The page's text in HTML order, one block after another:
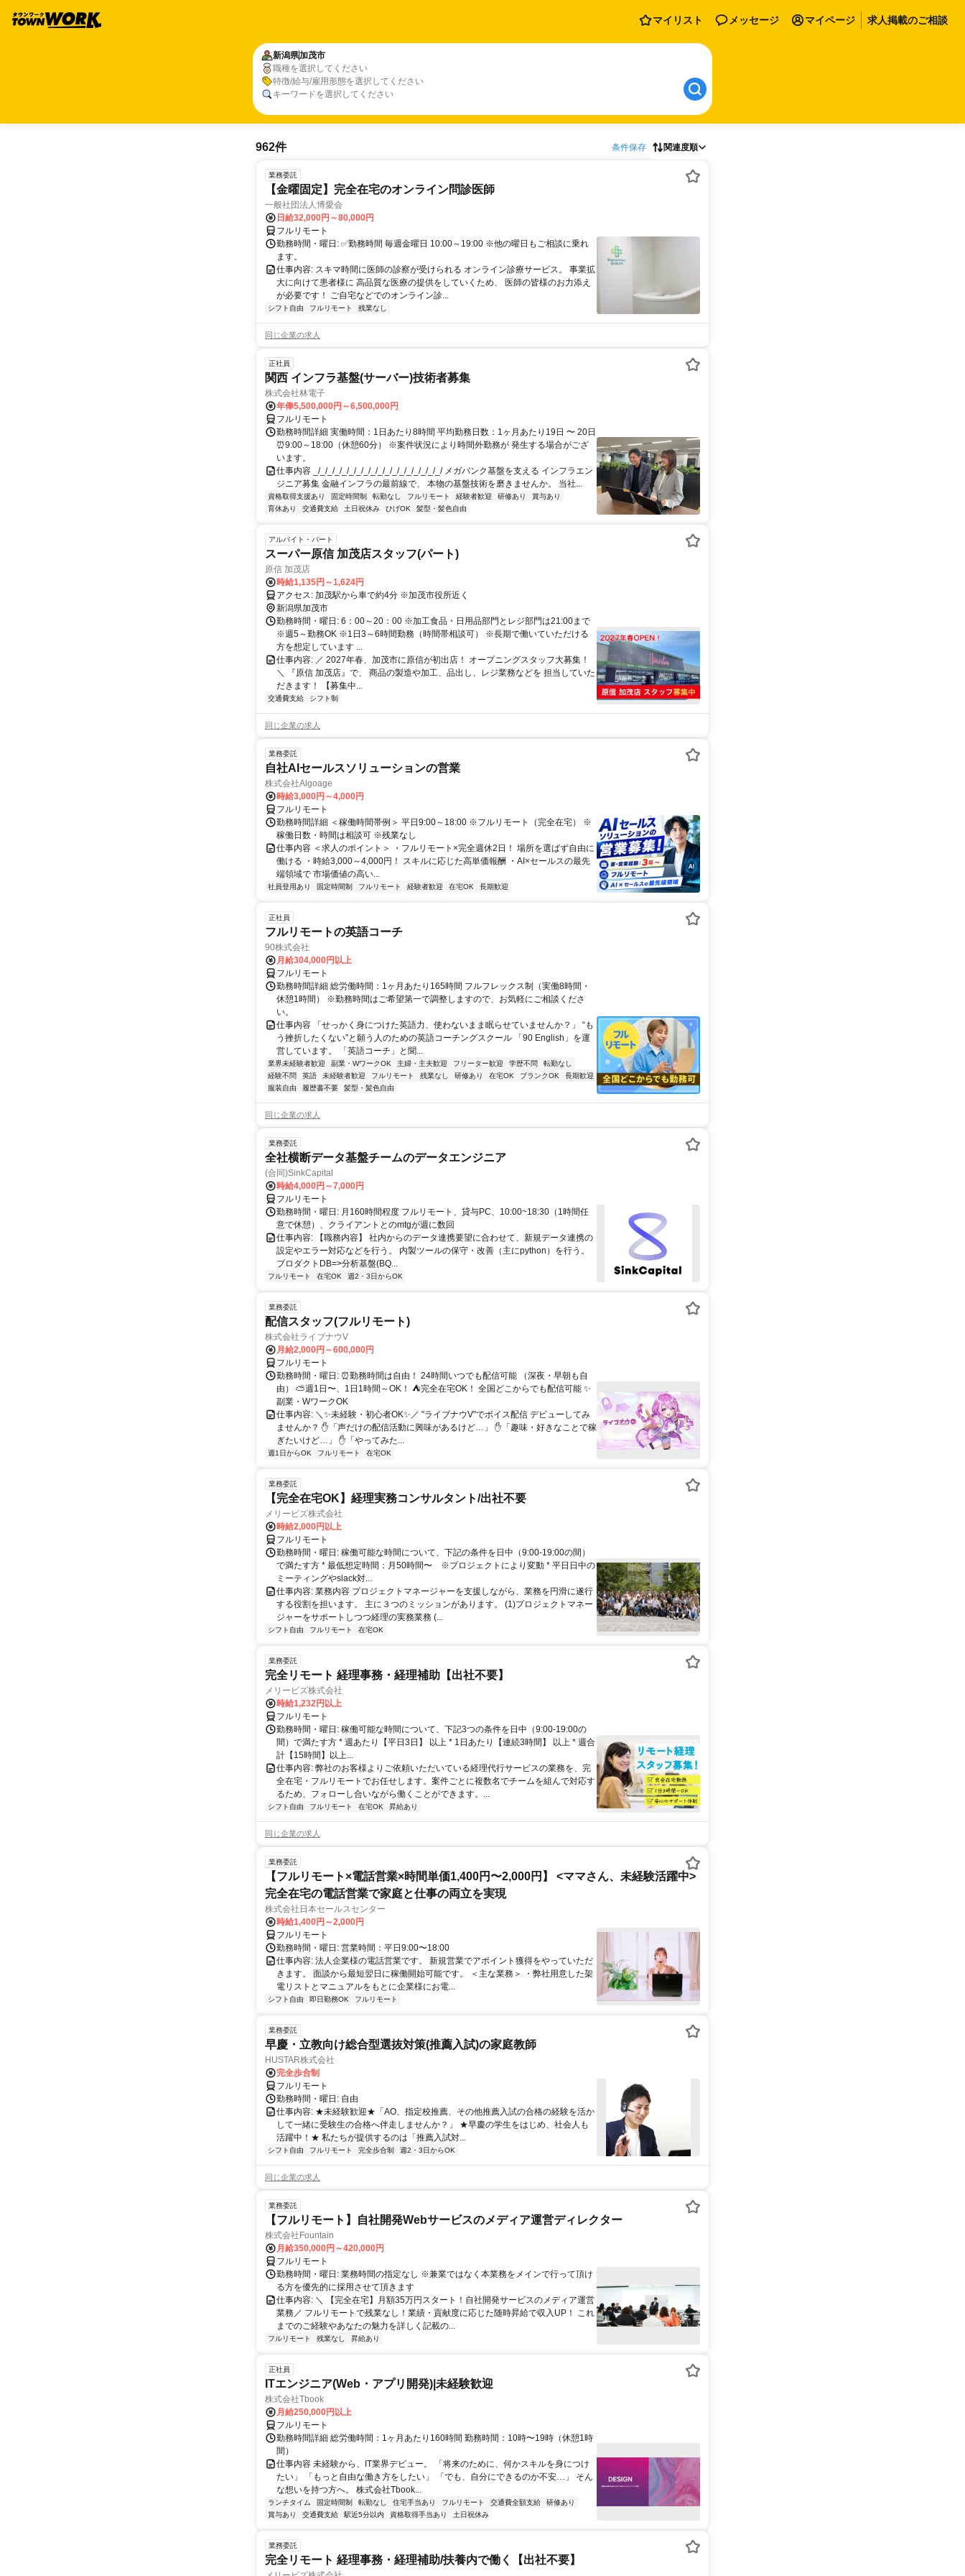
マイリスト メッセージ マイページ 求人掲載のご相談
新潟県加茂市
職種を選択してください
特徴/給与/雇用形態を選択してください
キーワードを選択してください
962件 条件保存 関連度順
業務委託
【金曜固定】完全在宅のオンライン問診医師
一般社団法人博愛会
日給32,000円～80,000円
フルリモート
勤務時間・曜日: ✅勤務時間 毎週金曜日 10:00～19:00 ※他の曜日もご相談に乗れ
ます。
仕事内容: スキマ時間に医師の診察が受けられる オンライン診療サービス。 事業拡
大に向けて患者様に 高品質な医療の提供をしていくため、 医師の皆様のお力添え
が必要です！ ご自宅などでのオンライン診...
シフト自由 フルリモート 残業なし
同じ企業の求人
正社員
関西 インフラ基盤(サーバー)技術者募集
株式会社林電子
年俸5,500,000円～6,500,000円
フルリモート
勤務時間詳細 実働時間：1日あたり8時間 平均勤務日数：1ヶ月あたり19日 〜 20日
⏰9:00～18:00（休憩60分） ※案件状況により時間外勤務が 発生する場合がござ
います。
仕事内容 _/_/_/_/_/_/_/_/_/_/_/_/_/_/_/_/_/_/ メガバンク基盤を支える インフラエン
ジニア募集 金融インフラの最前線で、 本物の基盤技術を磨きませんか。 当社...
資格取得支援あり 固定時間制 転勤なし フルリモート 経験者歓迎 研修あり
賞与あり
育休あり
交通費支給 土日祝休み ひげOK 髪型・髪色自由
アルバイト・パート
スーパー原信 加茂店スタッフ(パート)
原信 加茂店
時給1,135円～1,624円
アクセス: 加茂駅から車で約4分 ※加茂市役所近く
新潟県加茂市
勤務時間・曜日: 6：00～20：00 ※加工食品・日用品部門とレジ部門は21:00まで
※週5～勤務OK ※1日3～6時間勤務（時間帯相談可） ※長期で働いていただける
方を想定しています ...
仕事内容: ／ 2027年春、加茂市に原信が初出店！ オープニングスタッフ大募集！
＼ 『原信 加茂店』で、 商品の製造や加工、品出し、レジ業務などを 担当していた
だきます！ 【募集中...
交通費支給 シフト制
同じ企業の求人
業務委託
自社AIセールスソリューションの営業
株式会社Algoage
時給3,000円～4,000円
フルリモート
勤務時間詳細 ＜稼働時間帯例＞ 平日9:00～18:00 ※フルリモート（完全在宅） ※
稼働日数・時間は相談可 ※残業なし
仕事内容 ＜求人のポイント＞ ・フルリモート×完全週休2日！ 場所を選ばず自由に
働ける ・時給3,000～4,000円！ スキルに応じた高単価報酬 ・AI×セールスの最先
端領域で 市場価値の高い...
社員登用あり 固定時間制 フルリモート 経験者歓迎 在宅OK 長期歓迎
正社員
フルリモートの英語コーチ
90株式会社
月給304,000円以上
フルリモート
勤務時間詳細 総労働時間：1ヶ月あたり165時間 フルフレックス制（実働8時間・
休憩1時間） ※勤務時間はご希望第一で調整しますので、お気軽にご相談くださ
い。
仕事内容 「せっかく身につけた英語力、使わないまま眠らせていませんか？」 “も
う挫折したくない”と願う人のための英語コーチングスクール 「90 English」を運
営しています。 「英語コーチ」と聞...
業界未経験者歓迎 副業・WワークOK 主婦・主夫歓迎 フリーター歓迎 学歴不問
転勤なし
経験不問
英語 未経験者歓迎 フルリモート 残業なし 研修あり 在宅OK ブランクOK
長期歓迎
服装自由
履歴書不要 髪型・髪色自由
同じ企業の求人
業務委託
全社横断データ基盤チームのデータエンジニア
(合同)SinkCapital
時給4,000円～7,000円
フルリモート
勤務時間・曜日: 月160時間程度 フルリモート、貸与PC、10:00~18:30（1時間任
意で休憩）、クライアントとのmtgが週に数回
仕事内容: 【職務内容】 社内からのデータ連携要望に合わせて、新規データ連携の
設定やエラー対応などを行う。 内製ツールの保守・改善（主にpython）を行う。
プロダクトDB=>分析基盤(BQ...
フルリモート 在宅OK 週2・3日からOK
業務委託
配信スタッフ(フルリモート)
株式会社ライブナウV
月給2,000円～600,000円
フルリモート
勤務時間・曜日: ⏰勤務時間は自由！ 24時間いつでも配信可能 （深夜・早朝も自
由） ⛅週1日〜、1日1時間～OK！ ⛺完全在宅OK！ 全国どこからでも配信可能 ✨
副業・WワークOK
仕事内容: ＼✨未経験・初心者OK✨／ "ライブナウV"でボイス配信 デビューしてみ
ませんか？ ✋「声だけの配信活動に興味があるけど…」 ✋「趣味・好きなことで稼
ぎたいけど…」 ✋「やってみた...
週1日からOK フルリモート 在宅OK
業務委託
【完全在宅OK】経理実務コンサルタント/出社不要
メリービズ株式会社
時給2,000円以上
フルリモート
勤務時間・曜日: 稼働可能な時間について、下記の条件を日中（9:00-19:00の間）
で満たす方 * 最低想定時間：月50時間〜 ※プロジェクトにより変動 * 平日日中の
ミーティングやslack対...
仕事内容: 業務内容 プロジェクトマネージャーを支援しながら、業務を円滑に遂行
する役割を担います。 主に３つのミッションがあります。 (1)プロジェクトマネー
ジャーをサポートしつつ経理の実務業務 (...
シフト自由 フルリモート 在宅OK
業務委託
完全リモート 経理事務・経理補助【出社不要】
メリービズ株式会社
時給1,232円以上
フルリモート
勤務時間・曜日: 稼働可能な時間について、下記3つの条件を日中（9:00-19:00の
間）で満たす方 * 週あたり【平日3日】 以上 * 1日あたり【連続3時間】 以上 * 週合
計【15時間】以上...
仕事内容: 弊社のお客様よりご依頼いただいている経理代行サービスの業務を、完
全在宅・フルリモートでお任せします。案件ごとに複数名でチームを組んで対応す
るため、フォローし合いながら働くことができます。...
シフト自由 フルリモート 在宅OK 昇給あり
同じ企業の求人
業務委託
【フルリモート×電話営業×時間単価1,400円〜2,000円】 <ママさん、未経験活躍中>
完全在宅の電話営業で家庭と仕事の両立を実現
株式会社日本セールスセンター
時給1,400円～2,000円
フルリモート
勤務時間・曜日: 営業時間：平日9:00〜18:00
仕事内容: 法人企業様の電話営業です。 新規営業でアポイント獲得をやっていただ
きます。 面談から最短翌日に稼働開始可能です。 ＜主な業務＞ ・弊社用意した架
電リストとマニュアルをもとに企業様にお電...
シフト自由 即日勤務OK フルリモート
業務委託
早慶・立教向け総合型選抜対策(推薦入試)の家庭教師
HUSTAR株式会社
完全歩合制
フルリモート
勤務時間・曜日: 自由
仕事内容: ★未経験歓迎★「AO、指定校推薦、その他推薦入試の合格の経験を活か
して一緒に受験生の合格へ伴走しませんか？」 ★早慶の学生をはじめ、社会人も
活躍中！★ 私たちが提供するのは「推薦入試対...
シフト自由 フルリモート 完全歩合制 週2・3日からOK
同じ企業の求人
業務委託
【フルリモート】自社開発Webサービスのメディア運営ディレクター
株式会社Fountain
月給350,000円～420,000円
フルリモート
勤務時間・曜日: 業務時間の指定なし ※兼業ではなく本業務をメインで行って頂け
る方を優先的に採用させて頂きます
仕事内容: ＼ 【完全在宅】月額35万円スタート！自社開発サービスのメディア運営
業務／ フルリモートで残業なし！業績・貢献度に応じた随時昇給で収入UP！ これ
までのご経験やあなたの魅力を詳しく記載の...
フルリモート 残業なし 昇給あり
正社員
ITエンジニア(Web・アプリ開発)|未経験歓迎
株式会社Tbook
月給250,000円以上
フルリモート
勤務時間詳細 総労働時間：1ヶ月あたり160時間 勤務時間：10時〜19時（休憩1時
間）
仕事内容 未経験から、IT業界デビュー。 「将来のために、何かスキルを身につけ
たい」 「もっと自由な働き方をしたい」 「でも、自分にできるのか不安…」 そん
な想いを持つ方へ。 株式会社Tbook...
ランチタイム 固定時間制 転勤なし 住宅手当あり フルリモート 交通費全額支給
研修あり
賞与あり
交通費支給 駅近5分以内 資格取得手当あり 土日祝休み
業務委託
完全リモート 経理事務・経理補助/扶養内で働く【出社不要】